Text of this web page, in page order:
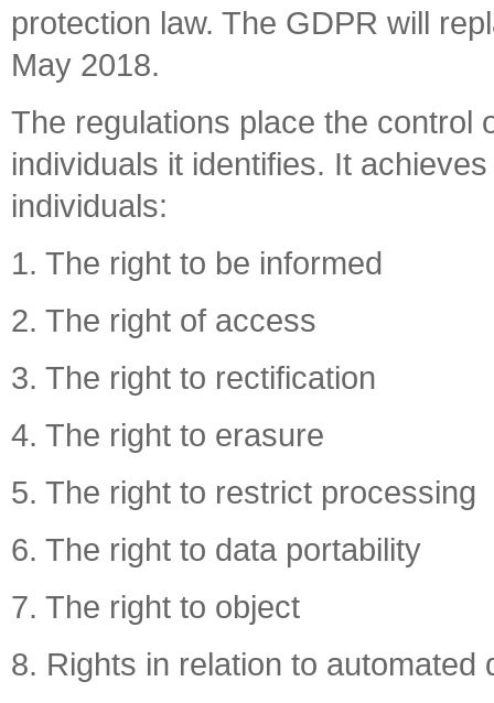
protection law. The GDPR will
May 2018.
The regulations place the control
individuals it identifies. It
individuals:
1. The right to be informed
2. The right of access
3. The right to rectification
4. The right to erasure
5. The right to restrict processing
6. The right to data portability
7. The right to object
8. Rights in relation to automated